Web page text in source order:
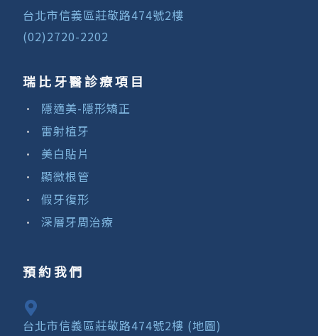
台北市信義區莊敬路474號2樓
(02)2720-2202
瑞比牙醫診療項目
隱適美-隱形矯正
雷射植牙
美白貼片
顯微根管
假牙復形
深層牙周治療
預約我們
台北市信義區莊敬路474號2樓 (地圖)